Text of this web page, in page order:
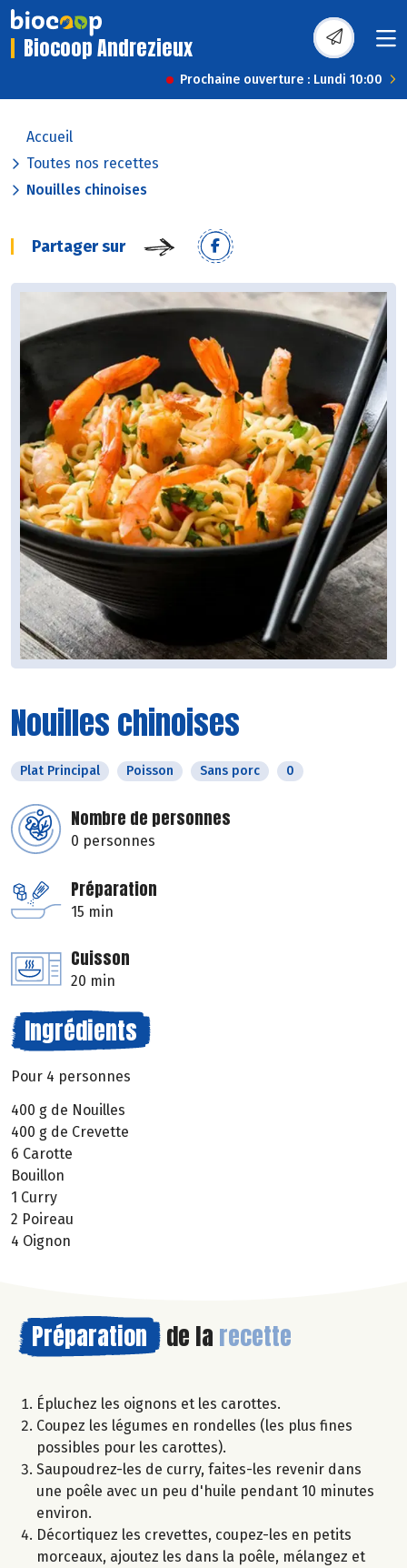
Biocoop Andrezieux
Prochaine ouverture : Lundi 10:00
Accueil
Toutes nos recettes
Nouilles chinoises
Partager sur
Nouilles chinoises
Plat Principal Poisson Sans porc 0
Nombre de personnes
0 personnes
Préparation
15 min
Cuisson
20 min
Ingrédients
Pour 4 personnes
400 g de Nouilles
400 g de Crevette
6 Carotte
Bouillon
1 Curry
2 Poireau
4 Oignon
Préparation de la recette
Épluchez les oignons et les carottes.
Coupez les légumes en rondelles (les plus fines
possibles pour les carottes).
Saupoudrez-les de curry, faites-les revenir dans
une poêle avec un peu d'huile pendant 10 minutes
environ.
Décortiquez les crevettes, coupez-les en petits
morceaux, ajoutez les dans la poêle, mélangez et